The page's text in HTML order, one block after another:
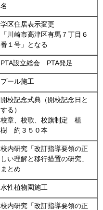
名
学区住居表示変更
「川崎市高津区有馬７丁目６
番１号」となる
PTA設立総会 PTA発足
プール施工
開校記念式典（開校記念日と
する）
校章、校歌、校旗制定 植
樹 約３５０本
校内研究「改訂指導要領の正
しい理解と移行措置の研究」
まとめ
水性植物園施工
校内研究「改訂指導要領の正